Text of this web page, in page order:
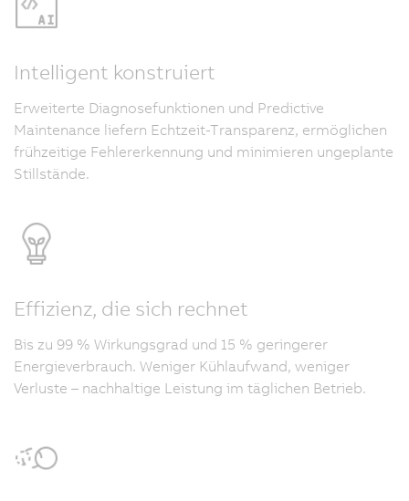
Intelligent konstruiert
Erweiterte Diagnosefunktionen und Predictive
Maintenance liefern Echtzeit-Transparenz, ermöglichen
frühzeitige Fehlererkennung und minimieren ungeplante
Stillstände.
Effizienz, die sich rechnet
Bis zu 99 % Wirkungsgrad und 15 % geringerer
Energieverbrauch. Weniger Kühlaufwand, weniger
Verluste – nachhaltige Leistung im täglichen Betrieb.